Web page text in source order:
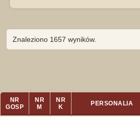
Znaleziono 1657 wyników.
NR
GOSP
NR
M
NR
K
PERSONALIA